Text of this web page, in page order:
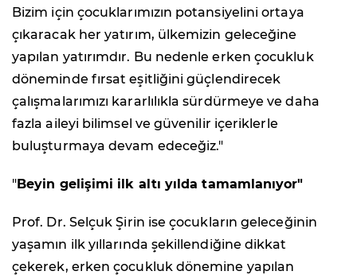
Bizim için çocuklarımızın potansiyelini ortaya
çıkaracak her yatırım, ülkemizin geleceğine
yapılan yatırımdır. Bu nedenle erken çocukluk
döneminde fırsat eşitliğini güçlendirecek
çalışmalarımızı kararlılıkla sürdürmeye ve daha
fazla aileyi bilimsel ve güvenilir içeriklerle
buluşturmaya devam edeceğiz."
"Beyin gelişimi ilk altı yılda tamamlanıyor"
Prof. Dr. Selçuk Şirin ise çocukların geleceğinin
yaşamın ilk yıllarında şekillendiğine dikkat
çekerek, erken çocukluk dönemine yapılan